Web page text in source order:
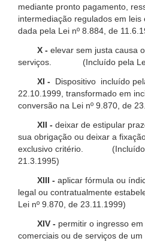
mediante pronto pagamento,
intermediação regulados
dada pela Lei nº 8.884, de
X - elevar sem justa causa
serviços. (Incluído pela Lei
XI -
Dispositivo incluído
22.10.1999, transformado em
conversão na Lei nº 9.870, de
XII - deixar de estipular
sua obrigação ou deixar a
exclusivo critério. (Incluído
21.3.1995)
XIII - aplicar fórmula ou
legal ou contratualmente
Lei nº 9.870, de 23.11.1999)
XIV - permitir o ingresso
comerciais ou de serviços de